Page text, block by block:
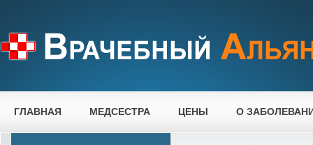
ГЛАВНАЯ МЕДСЕСТРА ЦЕНЫ О